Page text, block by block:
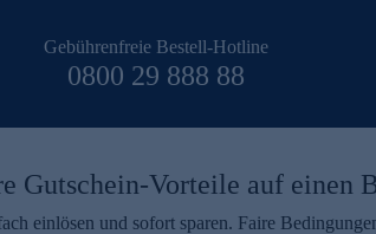
Gebührenfreie Bestell-Hotline
0800 29 888 88
Gutschein-Vorteile auf einen
einlösen und sofort sparen. Faire